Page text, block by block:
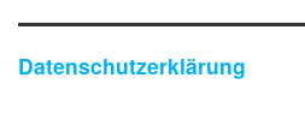
Datenschutzerklärung